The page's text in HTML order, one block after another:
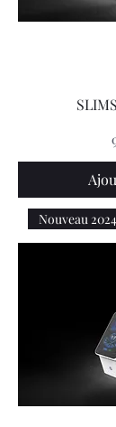
Nouveau 2024